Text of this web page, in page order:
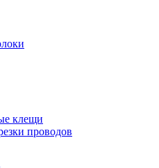
клещи
проводов